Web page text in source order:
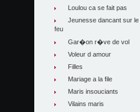
Loulou ca se fait pas
Jeunesse dancant sur le
feu
Gar�on r�ve de vol
Voleur d amour
Filles
Mariage a la file
Maris insouciants
Vilains maris